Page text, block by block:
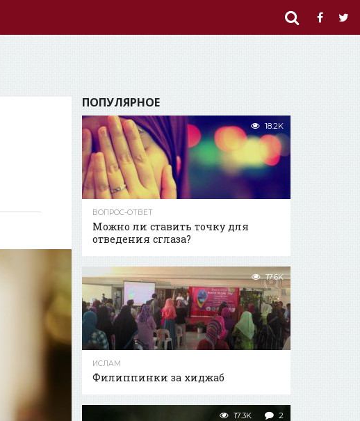
ПОПУЛЯРНОЕ
18.2K
ВОПРОС-ОТВЕТ
Можно ли ставить точку для
отведения сглаза?
17.6K
ИСЛАМ
Филиппинки за хиджаб
17.3K 2